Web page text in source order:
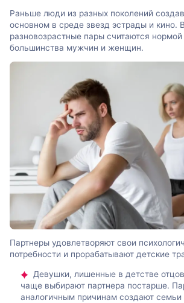
Раньше люди из разных поколений
основном в среде звезд эстрады и кино.
разновозрастные пары считаются
большинства мужчин и женщин.
Партнеры удовлетворяют свои
потребности и прорабатывают детские
Девушки, лишенные в детстве
чаще выбирают партнера постарше.
аналогичным причинам создают